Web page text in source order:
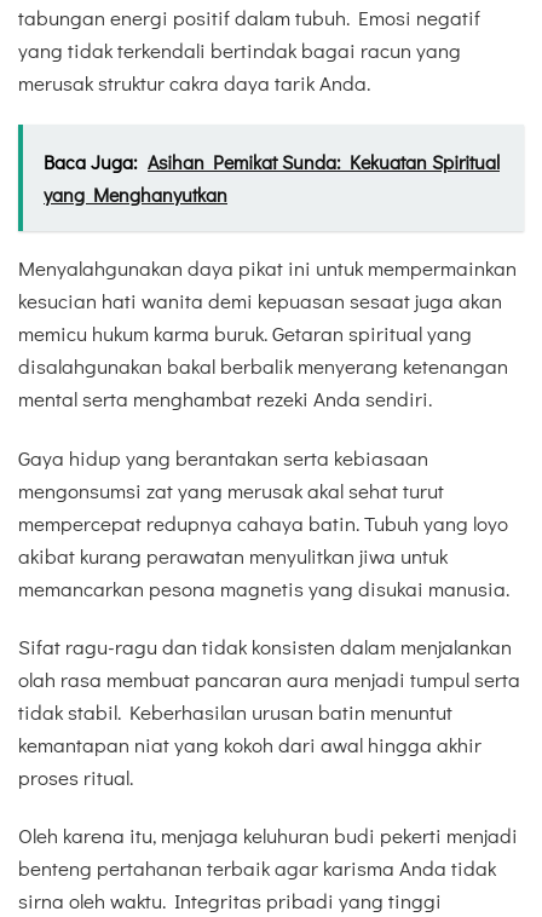
tabungan energi positif dalam tubuh. Emosi negatif
yang tidak terkendali bertindak bagai racun yang
merusak struktur cakra daya tarik Anda.
Baca Juga: Asihan Pemikat Sunda: Kekuatan Spiritual
yang Menghanyutkan
Menyalahgunakan daya pikat ini untuk mempermainkan
kesucian hati wanita demi kepuasan sesaat juga akan
memicu hukum karma buruk. Getaran spiritual yang
disalahgunakan bakal berbalik menyerang ketenangan
mental serta menghambat rezeki Anda sendiri.
Gaya hidup yang berantakan serta kebiasaan
mengonsumsi zat yang merusak akal sehat turut
mempercepat redupnya cahaya batin. Tubuh yang loyo
akibat kurang perawatan menyulitkan jiwa untuk
memancarkan pesona magnetis yang disukai manusia.
Sifat ragu-ragu dan tidak konsisten dalam menjalankan
olah rasa membuat pancaran aura menjadi tumpul serta
tidak stabil. Keberhasilan urusan batin menuntut
kemantapan niat yang kokoh dari awal hingga akhir
proses ritual.
Oleh karena itu, menjaga keluhuran budi pekerti menjadi
benteng pertahanan terbaik agar karisma Anda tidak
sirna oleh waktu. Integritas pribadi yang tinggi